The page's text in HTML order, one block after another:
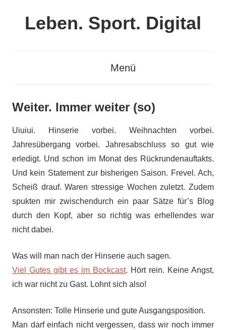
Leben. Sport. Digital
Menü
Weiter. Immer weiter (so)
Uiuiui. Hinserie vorbei. Weihnachten vorbei.
Jahresübergang vorbei. Jahresabschluss so gut wie
erledigt. Und schon im Monat des Rückrundenauftakts.
Und kein Statement zur bisherigen Saison. Frevel. Ach,
Scheiß drauf. Waren stressige Wochen zuletzt. Zudem
spukten mir zwischendurch ein paar Sätze für’s Blog
durch den Kopf, aber so richtig was erhellendes war
nicht dabei.
Was will man nach der Hinserie auch sagen.
Viel Gutes gibt es im Bockcast. Hört rein. Keine Angst,
ich war nicht zu Gast. Lohnt sich also!
Ansonsten: Tolle Hinserie und gute Ausgangsposition.
Man darf einfach nicht vergessen, dass wir noch immer